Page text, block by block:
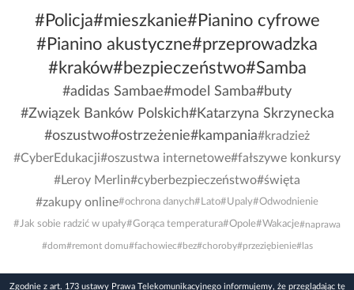
#Policja#mieszkanie#Pianino cyfrowe
#Pianino akustyczne#przeprowadzka
#kraków#bezpieczeństwo#Samba
#adidas Sambae#model Samba#buty
#Związek Banków Polskich#Katarzyna Skrzynecka
#oszustwo#ostrzeżenie#kampania#kradzież
#CyberEdukacji#oszustwa internetowe#fałszywe konkursy
#Leroy Merlin#cyberbezpieczeństwo#święta
#zakupy online#ochrona danych#Lato#Upaly#Odwodnienie
#Jak sobie radzić w upały#Gorąca temperatura#Opole#Wakacje#naprawa
#dom#remont domu#fachowiec#bez#choroby#przeziębienie#las
Zgodnie z art. 173 ustawy Prawa Telekomunikacyjnego informujemy, że przeglądając tę